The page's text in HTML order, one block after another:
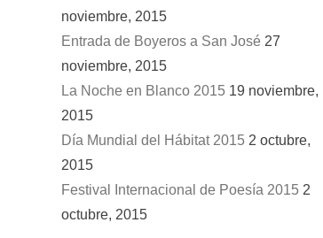
noviembre, 2015
Entrada de Boyeros a San José 27
noviembre, 2015
La Noche en Blanco 2015 19 noviembre,
2015
Día Mundial del Hábitat 2015 2 octubre,
2015
Festival Internacional de Poesía 2015 2
octubre, 2015